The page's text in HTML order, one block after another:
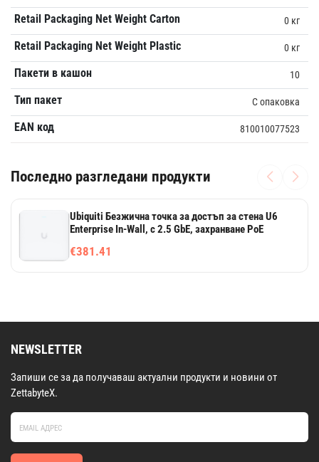
Retail Packaging Net Weight Carton 0 кг
Retail Packaging Net Weight Plastic 0 кг
Пакети в кашон 10
Тип пакет С опаковка
EAN код 810010077523
Последно разгледани продукти
Ubiquiti Безжична точка за достъп за стена U6
Enterprise In-Wall, с 2.5 GbE, захранване PoE
€381.41
NEWSLETTER
Запиши се за да получаваш актуални продукти и новини от
ZettabyteX.